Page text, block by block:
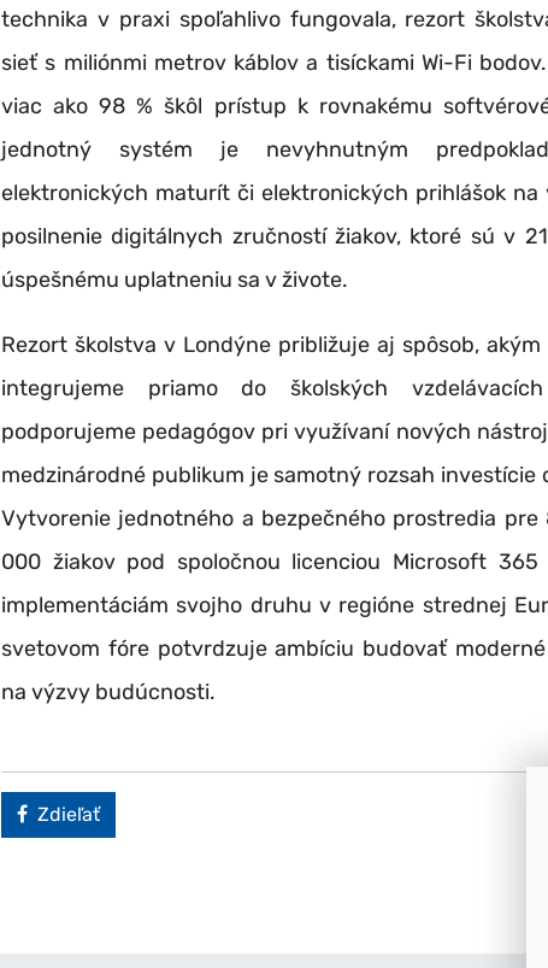
technika v praxi spoľahlivo fungovala, rezort
sieť s miliónmi metrov káblov a tisíckami Wi-Fi
viac ako 98 % škôl prístup k rovnakému
jednotný systém je nevyhnutným
elektronických maturít či elektronických prihlášok na
posilnenie digitálnych zručností žiakov, ktoré sú v
úspešnému uplatneniu sa v živote.
Rezort školstva v Londýne približuje aj spôsob,
integrujeme priamo do školských
podporujeme pedagógov pri využívaní nových
medzinárodné publikum je samotný rozsah investície
Vytvorenie jednotného a bezpečného prostredia
000 žiakov pod spoločnou licenciou Microsoft
implementáciám svojho druhu v regióne strednej
svetovom fóre potvrdzuje ambíciu budovať
na výzvy budúcnosti.
Facebook
Zdieľať